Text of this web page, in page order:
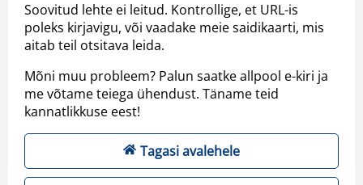
Soovitud lehte ei leitud. Kontrollige, et URL-is
poleks kirjavigu, või vaadake meie saidikaarti, mis
aitab teil otsitava leida.
Mõni muu probleem? Palun saatke allpool e-kiri ja
me võtame teiega ühendust. Täname teid
kannatlikkuse eest!
Tagasi avalehele